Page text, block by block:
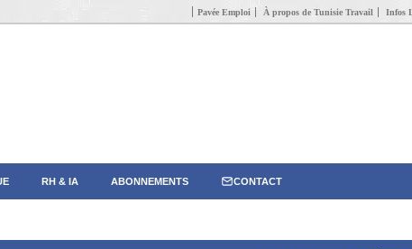
Pavée Emploi À propos de Tunisie Travail Infos
RH & IA ABONNEMENTS CONTACT